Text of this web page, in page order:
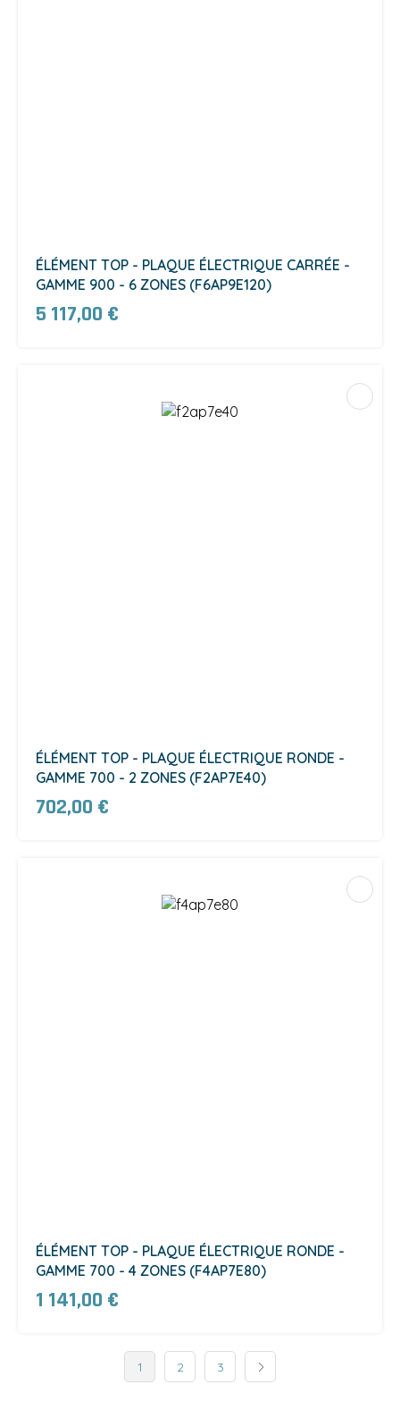
ÉLÉMENT TOP - PLAQUE ÉLECTRIQUE CARRÉE -
GAMME 900 - 6 ZONES (F6AP9E120)
5 117,00 €
ÉLÉMENT TOP - PLAQUE ÉLECTRIQUE RONDE -
GAMME 700 - 2 ZONES (F2AP7E40)
702,00 €
ÉLÉMENT TOP - PLAQUE ÉLECTRIQUE RONDE -
GAMME 700 - 4 ZONES (F4AP7E80)
1 141,00 €
1 2 3